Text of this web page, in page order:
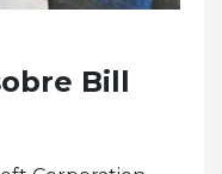
Bill